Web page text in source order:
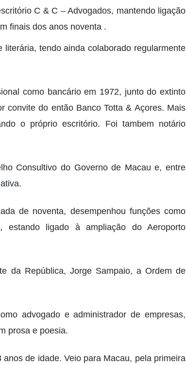
C & C – Advogados, mantendo ligação
finais dos anos noventa .
tendo ainda colaborado regularmente
como bancário em 1972, junto do extinto
convite do então Banco Totta & Açores. Mais
o próprio escritório. Foi tambem notário
Consultivo do Governo de Macau e, entre
de noventa, desempenhou funções como
estando ligado à ampliação do Aeroporto
da República, Jorge Sampaio, a Ordem de
advogado e administrador de empresas,
prosa e poesia.
de idade. Veio para Macau, pela primeira